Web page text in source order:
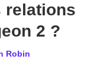
relations
2 ?
Robin